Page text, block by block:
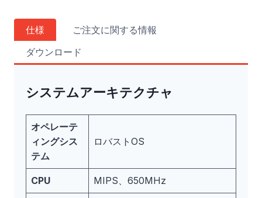
仕様
ご注文に関する情報
ダウンロード
システムアーキテクチャ
オペレーテ
ィングシス
テム
ロバストOS
CPU MIPS、650MHz